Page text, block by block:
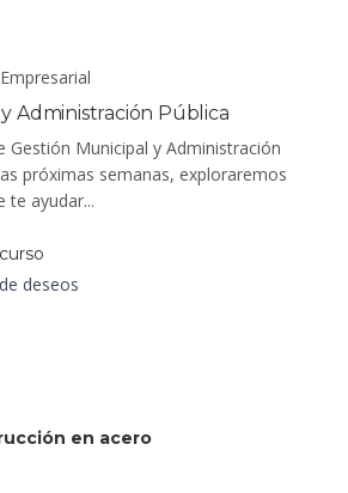
Administración Pública
Gestión Municipal y Administración
próximas semanas, exploraremos
te ayudar...
deseos
en acero